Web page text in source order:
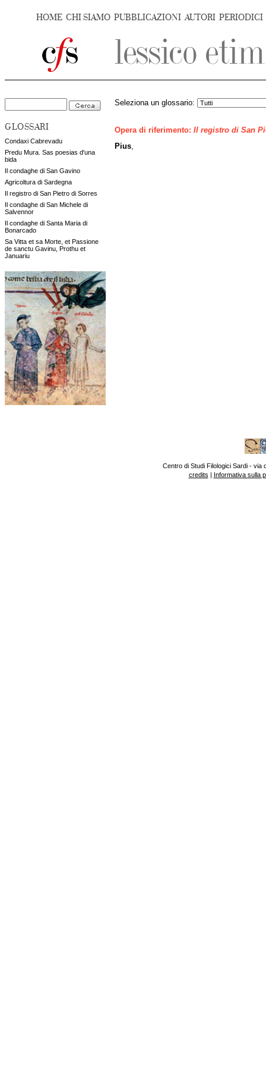
HOME CHI SIAMO PUBBLICAZIONI AUTORI PERIODICI
GLOSSARI
Condaxi Cabrevadu
Predu Mura. Sas poesias d'una
bida
Il condaghe di San Gavino
Agricoltura di Sardegna
Il registro di San Pietro di Sorres
Il condaghe di San Michele di
Salvennor
Il condaghe di Santa Maria di
Bonarcado
Sa Vitta et sa Morte, et Passione
de sanctu Gavinu, Prothu et
Januariu
Seleziona un glossario:
Opera di riferimento: Il registro di San
Pius
Centro di Studi Filologici Sardi - via
credits | Informativa sulla